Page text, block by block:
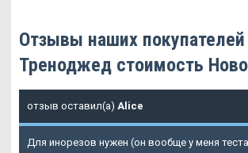
Отзывы наших
Треноджед стоимость
отзыв оставил(а) Alice
Для инорезов нужен (он вообще у меня